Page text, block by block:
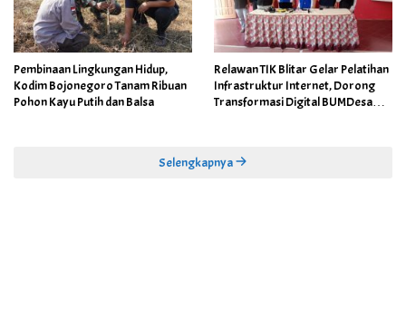
Pembinaan Lingkungan Hidup,
Kodim Bojonegoro Tanam Ribuan
Pohon Kayu Putih dan Balsa
Relawan TIK Blitar Gelar Pelatihan
Infrastruktur Internet, Dorong
Transformasi Digital BUMDesa
Selengkapnya